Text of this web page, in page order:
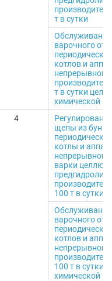
т в сутки
варочного
котлов и
непрерывного
т в сутки
химической
4
щепы из
котлы и
непрерывного
варки
100 т в сутки
варочного
котлов и
непрерывного
100 т в сутки
химической